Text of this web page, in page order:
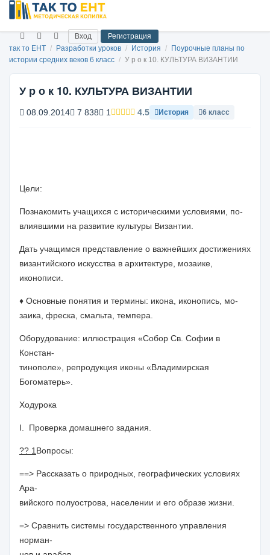
Вход
Регистрация
так то ЕНТ / Разработки уроков / История /
Поурочные планы по
истории средних веков 6 класс / У р о к 10. КУЛЬТУРА ВИЗАНТИИ
У р о к 10. КУЛЬТУРА ВИЗАНТИИ
08.09.2014 7 838 1 4.5 История 6 класс
Цели:
Познакомить учащихся с историческими условиями, по-
влиявшими на развитие культуры Византии.
Дать учащимся представление о важнейших достижениях
византийского искусства в архитектуре, мозаике,
иконописи.
♦ Основные понятия и термины: икона, иконопись, мо-
заика, фреска, смальта, темпера.
Оборудование: иллюстрация «Собор Св. Софии в
Констан-
тинополе», репродукция иконы «Владимирская
Богоматерь».
Ходурока
I. Проверка домашнего задания.
?? 1 Вопросы:
==> Рассказать о природных, географических условиях
Ара-
вийского полуострова, населении и его образе жизни.
=> Сравнить системы государственного управления
норман-